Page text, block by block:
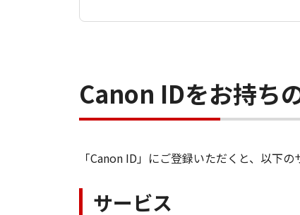
Canon IDをお持ち
「Canon ID」にご登録いただくと、以下
サービス